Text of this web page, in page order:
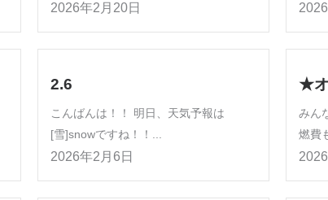
2026年2月20日
2.6
こんばんは！！ 明日、天気予報は
[雪]snowですね！！...
2026年2月6日
★オ
みん
燃費